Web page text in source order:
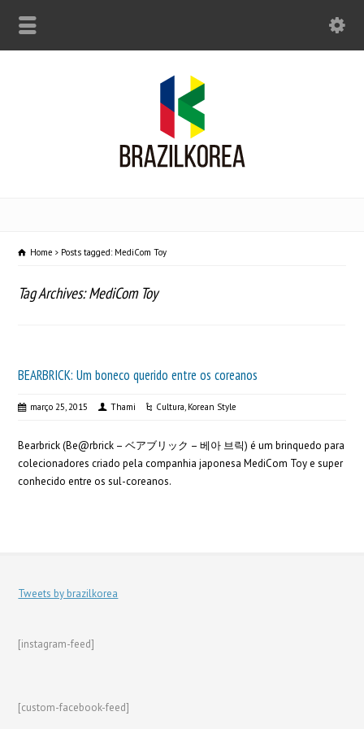
Home Posts tagged: MediCom Toy
Tag Archives: MediCom Toy
BEARBRICK: Um boneco querido entre os coreanos
março 25, 2015 Thami Cultura, Korean Style
Bearbrick (Be@rbrick – ベアブリック – 베아 브릭) é um brinquedo para
colecionadores criado pela companhia japonesa MediCom Toy e super
conhecido entre os sul-coreanos.
Tweets by brazilkorea
[instagram-feed]
[custom-facebook-feed]